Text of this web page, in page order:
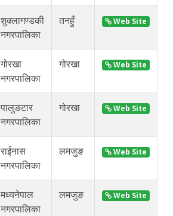
शुक्लागण्डकी
नगरपालिका
तनहुँ Web Site
गोरखा
नगरपालिका
गोरखा Web Site
पालुङटार
नगरपालिका
गोरखा Web Site
राईनास
नगरपालिका
लमजुङ Web Site
मध्यनेपाल
नगरपालिका
लमजुङ Web Site